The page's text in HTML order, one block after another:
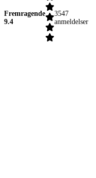
Fremragende
9.4
3547
anmeldelser